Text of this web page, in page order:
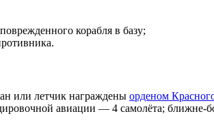
корабля в базу;
или летчик награждены орденом
авиации — 4 самолёта; ближне-